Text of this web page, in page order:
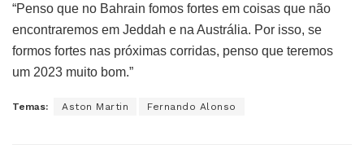
“Penso que no Bahrain fomos fortes em coisas que não
encontraremos em Jeddah e na Austrália. Por isso, se
formos fortes nas próximas corridas, penso que teremos
um 2023 muito bom.”
Temas: Aston Martin Fernando Alonso